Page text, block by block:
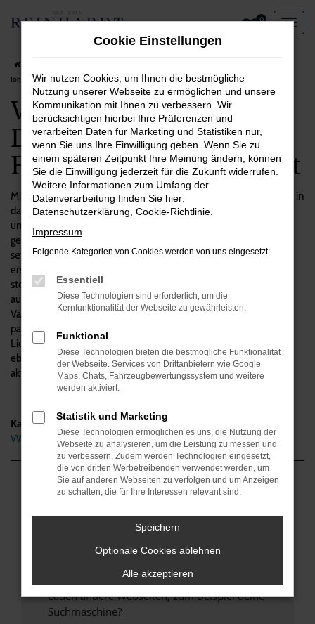
Zum
0
lohnt
VW Passat Variant in
Duisburg – ein
Fahrzeug, das sich lohnt
Mit einem VW Passat Variant machen Sie alles richtig und steigen in
das perfekte Fahrzeug für Duisburg und Umgebung. Wir sind voll
und ganz von diesem Modell überzeugt und verkaufen es seit
geraumer Zeit ohne Beanstandungen. Mit Reinhardt Automobile
setzen Sie auf einen unabhängigen Autohändler mit Fokus auf
erstklassigen Gebrauchtfahrzeugen. Unsere Firmenphilosophie
stellt Sie als Kundinnen und Kunden in den Mittelpunkt und setzt
auf individuellen Service. Das gilt auch für die vielen VW Passat
Variant in unserem Sortiment, bei denen wir Sie gerne zum
passenden Baujahr, Ausstattung und Motorisierung beraten. Die
Lieferung direkt nach Duisburg versteht sich natürlich von selbst,
ebenso wie die Finanzierung und die Inzahlungnahme Ihres
aktuellen Gebrauchten. Alles aus einer Hand.
Kategorie
VW Passat Variant Gebrauchtwagen Duisburg
Fehler: Network Error
Beim Laden ist ein Fehler aufgetreten.
Internetverbindung.
Laden andere Webseiten, zum Beispiel deine
Suchmaschine?
Cookie Einstellungen
Wir nutzen Cookies, um Ihnen die bestmögliche
Nutzung unserer Webseite zu ermöglichen und unsere
Kommunikation mit Ihnen zu verbessern. Wir
berücksichtigen hierbei Ihre Präferenzen und
verarbeiten Daten für Marketing und Statistiken nur,
wenn Sie uns Ihre Einwilligung geben. Wenn Sie zu
einem späteren Zeitpunkt Ihre Meinung ändern, können
Sie die Einwilligung jederzeit für die Zukunft widerrufen.
Weitere Informationen zum Umfang der
Datenverarbeitung finden Sie hier:
Datenschutzerklärung Cookie-Richtlinie
Impressum
Folgende Kategorien von Cookies werden von uns eingesetzt:
Essentiell
Diese Technologien sind erforderlich, um die
Kernfunktionalität der Webseite zu gewährleisten.
Funktional
Diese Technologien bieten die bestmögliche Funktionalität
der Webseite. Services von Drittanbietern wie Google
Maps, Chats, Fahrzeugbewertungssystem und weitere
werden aktiviert.
Statistik und Marketing
Diese Technologien ermöglichen es uns, die Nutzung der
Webseite zu analysieren, um die Leistung zu messen und
zu verbessern. Zudem werden Technologien eingesetzt,
die von dritten Werbetreibenden verwendet werden, um
Sie auf anderen Webseiten zu verfolgen und um Anzeigen
zu schalten, die für Ihre Interessen relevant sind.
Speichern
Optionale Cookies ablehnen
Alle akzeptieren